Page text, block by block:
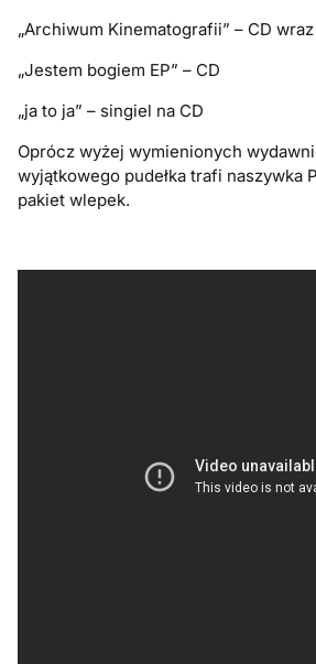
„Archiwum Kinematografii” – CD
„Jestem bogiem EP” – CD
„ja to ja” – singiel na CD
Oprócz wyżej wymienionych
wyjątkowego pudełka trafi naszywka
pakietwlepek.